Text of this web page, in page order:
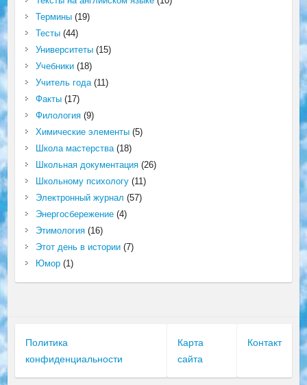
Термины(19)
Тесты(44)
Университеты(15)
Учебники(18)
Учитель года(11)
Факты(17)
Филология(9)
Химические элементы(5)
Школа мастерства(18)
Школьная документация(26)
Школьному психологу(11)
Электронный журнал (57)
Энергосбережение(4)
Этимология(16)
Этот день в истории(7)
Юмор(1)
Политика
конфиденциальности
Карта
сайта
Контакт